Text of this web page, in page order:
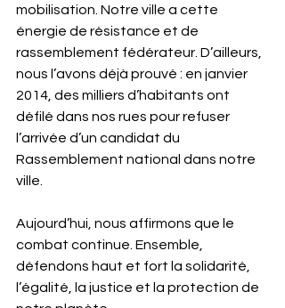
mobilisation. Notre ville a cette
énergie de résistance et de
rassemblement fédérateur. D’ailleurs,
nous l’avons déjà prouvé : en janvier
2014, des milliers d’habitants ont
défilé dans nos rues pour refuser
l’arrivée d’un candidat du
Rassemblement national dans notre
ville.
Aujourd’hui, nous affirmons que le
combat continue. Ensemble,
défendons haut et fort la solidarité,
l’égalité, la justice et la protection de